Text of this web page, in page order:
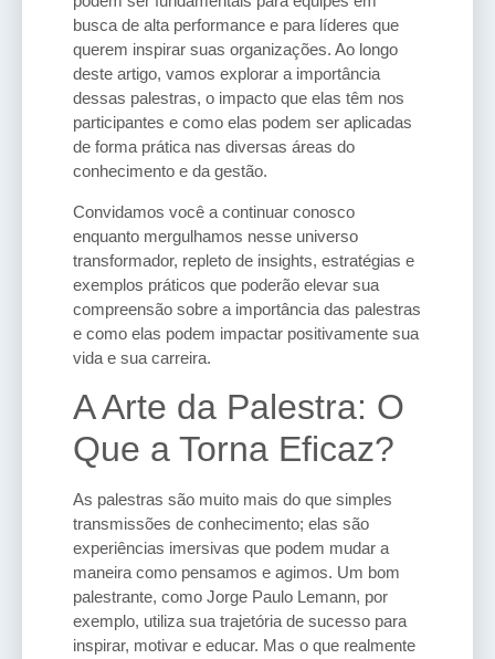
busca de alta performance e para líderes que
querem inspirar suas organizações. Ao longo
deste artigo, vamos explorar a importância
dessas palestras, o impacto que elas têm nos
participantes e como elas podem ser aplicadas
de forma prática nas diversas áreas do
conhecimento e da gestão.
Convidamos você a continuar conosco
enquanto mergulhamos nesse universo
transformador, repleto de insights, estratégias e
exemplos práticos que poderão elevar sua
compreensão sobre a importância das palestras
e como elas podem impactar positivamente sua
vida e sua carreira.
A Arte da Palestra: O
Que a Torna Eficaz?
As palestras são muito mais do que simples
transmissões de conhecimento; elas são
experiências imersivas que podem mudar a
maneira como pensamos e agimos. Um bom
palestrante, como Jorge Paulo Lemann, por
exemplo, utiliza sua trajetória de sucesso para
inspirar, motivar e educar. Mas o que realmente